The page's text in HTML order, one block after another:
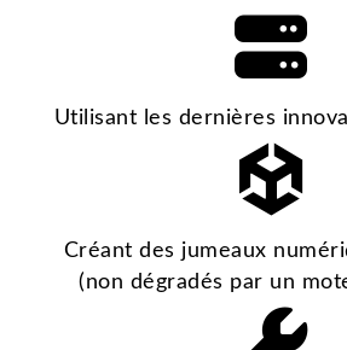
Utilisant les dernières
Créant des jumeaux
(non dégradés par un